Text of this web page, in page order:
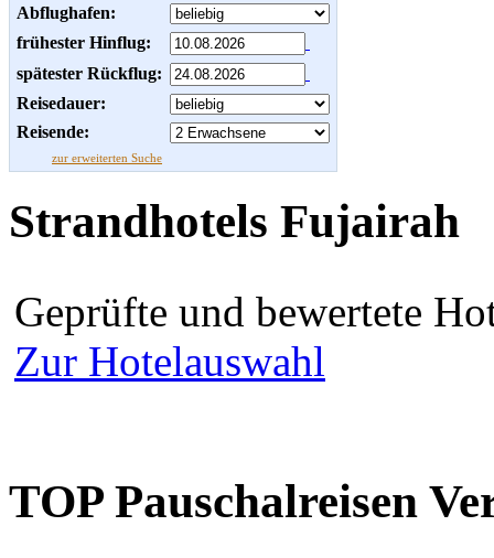
Abflughafen:
frühester Hinflug:
spätester Rückflug:
Reisedauer:
Reisende:
zur erweiterten Suche
Strandhotels Fujairah
Geprüfte und bewertete
Zur Hotelauswahl
TOP Pauschalreisen